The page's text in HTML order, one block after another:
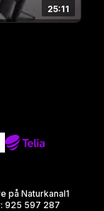
25:11
på Naturkanal1
925 597 287